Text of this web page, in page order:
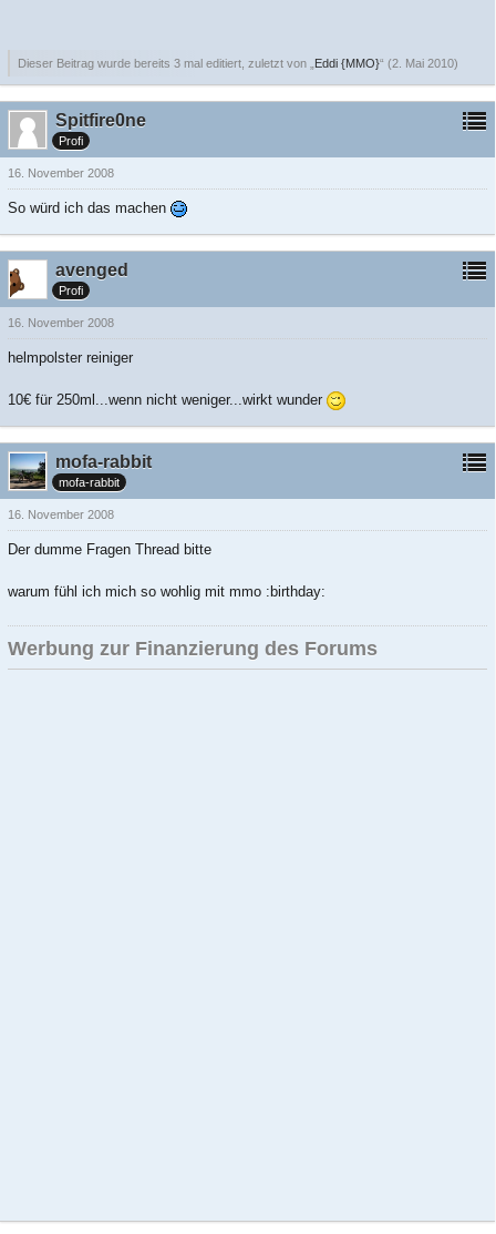
Dieser Beitrag wurde bereits 3 mal editiert, zuletzt von „ Eddi {MMO}“ (2. Mai 2010)
Spitfire0ne
Profi
16. November 2008
So würd ich das machen
avenged
Profi
16. November 2008
helmpolster reiniger
10€ für 250ml...wenn nicht weniger...wirkt wunder
mofa-rabbit
mofa-rabbit
16. November 2008
Der dumme Fragen Thread bitte
warum fühl ich mich so wohlig mit mmo :birthday:
Werbung zur Finanzierung des Forums